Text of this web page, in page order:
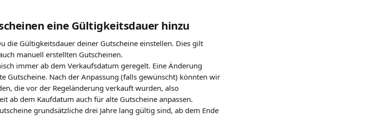
eine Gültigkeitsdauer hinzu
die Gültigkeitsdauer deiner Gutscheine einstellen. Dies gilt
manuell erstellten Gutscheinen.
immer ab dem Verkaufsdatum geregelt. Eine Änderung
Gutscheine. Nach der Anpassung (falls gewünscht) könnten wir
die vor der Regeländerung verkauft wurden, also
ab dem Kaufdatum auch für alte Gutscheine anpassen.
grundsätzliche drei Jahre lang gültig sind, ab dem Ende